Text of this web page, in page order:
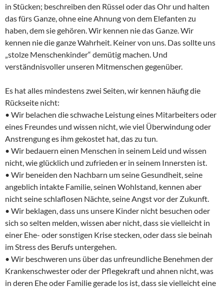
in Stücken; beschreiben den Rüssel oder das Ohr und halten
das fürs Ganze, ohne eine Ahnung von dem Elefanten zu
haben, dem sie gehören. Wir kennen nie das Ganze. Wir
kennen nie die ganze Wahrheit. Keiner von uns. Das sollte uns
„stolze Menschenkinder“ demütig machen. Und
verständnisvoller unseren Mitmenschen gegenüber.
Es hat alles mindestens zwei Seiten, wir kennen häufig die
Rückseite nicht:
• Wir belachen die schwache Leistung eines Mitarbeiters oder
eines Freundes und wissen nicht, wie viel Überwindung oder
Anstrengung es ihm gekostet hat, das zu tun.
• Wir bedauern einen Menschen in seinem Leid und wissen
nicht, wie glücklich und zufrieden er in seinem Innersten ist.
• Wir beneiden den Nachbarn um seine Gesundheit, seine
angeblich intakte Familie, seinen Wohlstand, kennen aber
nicht seine schlaflosen Nächte, seine Angst vor der Zukunft.
• Wir beklagen, dass uns unsere Kinder nicht besuchen oder
sich so selten melden, wissen aber nicht, dass sie vielleicht in
einer Ehe- oder sonstigen Krise stecken, oder dass sie beinah
im Stress des Berufs untergehen.
• Wir beschweren uns über das unfreundliche Benehmen der
Krankenschwester oder der Pflegekraft und ahnen nicht, was
in deren Ehe oder Familie gerade los ist, dass sie vielleicht eine